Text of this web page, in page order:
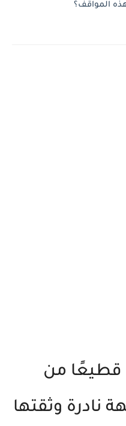
المواقف؟
قطيعًا من
نادرة وثقتها